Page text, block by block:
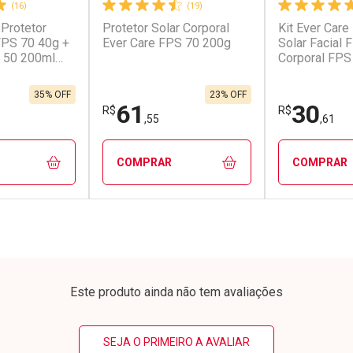
cada
cada
Ativar Desconto
Por R$ 32,15/cada
Por R$ 32,15/cada
Ativar
Por R$
Por R$
(16)
70 40g +
50 200ml
35% OFF
(19)
Protetor Solar Corporal
Ever Care FPS 70 200g
R$61 ,55
23% OFF
COMPRAR
Kit Ever
Solar Facial
Corporal
R$30,61
COMPRAR
Este produto ainda não tem avaliações
SEJA O PRIMEIRO A AVALIAR